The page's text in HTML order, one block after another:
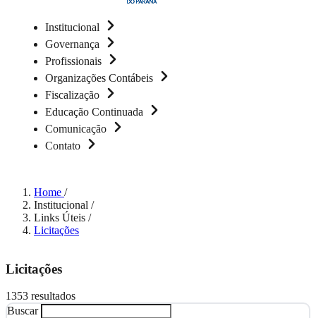
Institucional
Governança
Profissionais
Organizações Contábeis
Fiscalização
Educação Continuada
Comunicação
Contato
Home /
Institucional /
Links Úteis /
Licitações
Licitações
1353 resultados
Buscar